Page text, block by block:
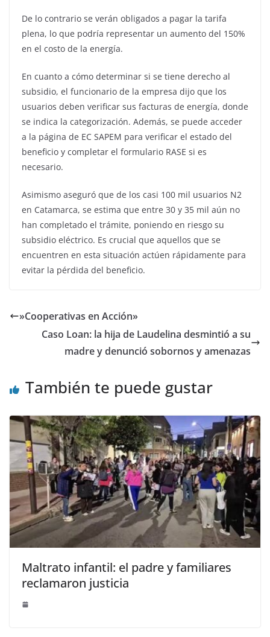
De lo contrario se verán obligados a pagar la tarifa
plena, lo que podría representar un aumento del 150%
en el costo de la energía.
En cuanto a cómo determinar si se tiene derecho al
subsidio, el funcionario de la empresa dijo que los
usuarios deben verificar sus facturas de energía, donde
se indica la categorización. Además, se puede acceder
a la página de EC SAPEM para verificar el estado del
beneficio y completar el formulario RASE si es
necesario.
Asimismo aseguró que de los casi 100 mil usuarios N2
en Catamarca, se estima que entre 30 y 35 mil aún no
han completado el trámite, poniendo en riesgo su
subsidio eléctrico. Es crucial que aquellos que se
encuentren en esta situación actúen rápidamente para
evitar la pérdida del beneficio.
»Cooperativas en Acción»
Caso Loan: la hija de Laudelina desmintió a su
madre y denunció sobornos y amenazas
También te puede gustar
Maltrato infantil: el padre y familiares
reclamaron justicia